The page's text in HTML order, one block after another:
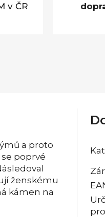
v ČR
a proto
poprvé
ženskému
kámen na
pro